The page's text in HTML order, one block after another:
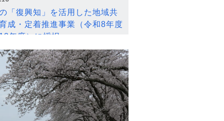
「復興知」を活用した地域共
成・定着推進事業（令和8年度
年度）に採択